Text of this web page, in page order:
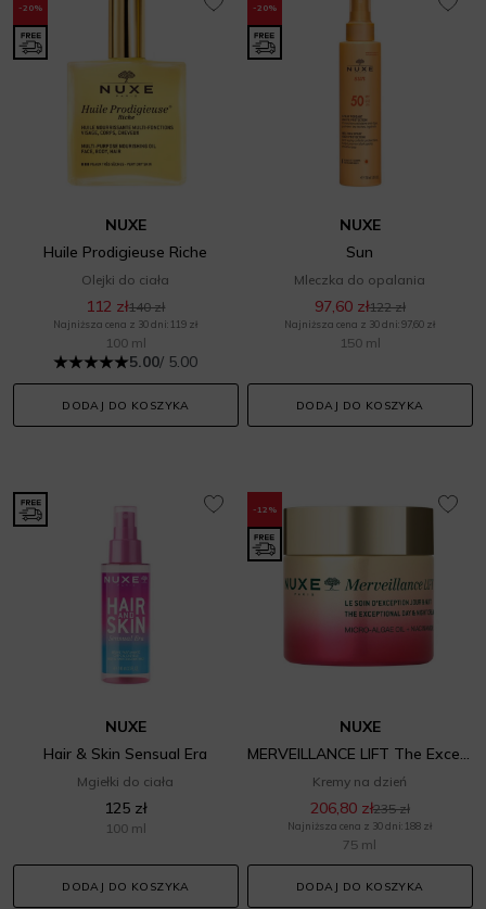
-20%
NUXE
Huile Prodigieuse Riche
Olejki do ciała
112 zł140 zł
Najniższa cena z 30 dni: 119 zł
100 ml
5.00/ 5.00
DODAJ DO KOSZYKA
-20%
NUXE
Sun
Mleczka do opalania
97,60 zł122 zł
Najniższa cena z 30 dni: 97,60 zł
150 ml
DODAJ DO KOSZYKA
NUXE
Hair & Skin Sensual Era
Mgiełki do ciała
125 zł
100 ml
DODAJ DO KOSZYKA
-12%
NUXE
MERVEILLANCE LIFT The Exceptional Day & Night Cream
Kremy na dzień
206,80 zł235 zł
Najniższa cena z 30 dni: 188 zł
75 ml
DODAJ DO KOSZYKA